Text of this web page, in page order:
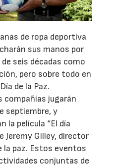
de ropa deportiva
sus manos por
seis décadas como
pero sobre todo en
de la Paz.
compañías jugarán
septiembre, y
la película “El día
Jeremy Gilley, director
la paz. Estos eventos
conjuntas de